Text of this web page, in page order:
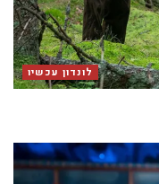
לונדון עכשיו